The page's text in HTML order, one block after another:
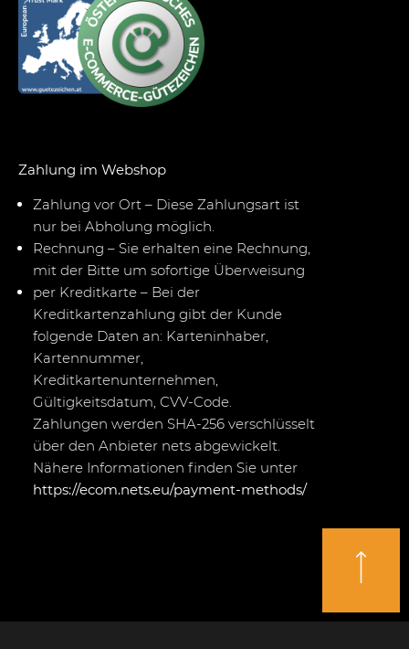
Zahlung im Webshop
Zahlung vor Ort – Diese Zahlungsart ist
nur bei Abholung möglich.
Rechnung – Sie erhalten eine Rechnung,
mit der Bitte um sofortige Überweisung
per Kreditkarte – Bei der
Kreditkartenzahlung gibt der Kunde
folgende Daten an: Karteninhaber,
Kartennummer,
Kreditkartenunternehmen,
Gültigkeitsdatum, CVV-Code.
Zahlungen werden SHA-256 verschlüsselt
über den Anbieter nets abgewickelt.
Nähere Informationen finden Sie unter
https://ecom.nets.eu/payment-methods/